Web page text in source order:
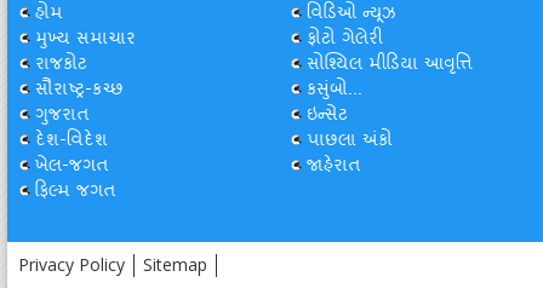
હોમ
મુખ્ય સમાચાર
રાજકોટ
સૌરાષ્ટ્ર-કચ્છ
ગુજરાત
દેશ-વિદેશ
ખેલ-જગત
ફિલ્મ જગત
વિડિઓ ન્યૂઝ
ફોટો ગેલેરી
સોશ્યિલ મીડિયા આવૃત્તિ
કસુંબો...
ઇન્સેટ
પાછલા અંકો
જાહેરાત
Privacy Policy Sitemap